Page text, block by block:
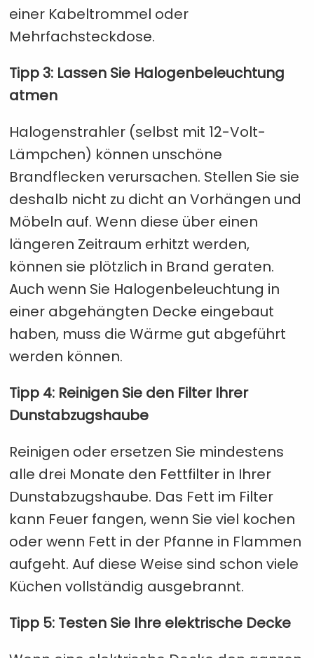
einer Kabeltrommel oder
Mehrfachsteckdose.
Tipp 3: Lassen Sie Halogenbeleuchtung
atmen
Halogenstrahler (selbst mit 12-Volt-
Lämpchen) können unschöne
Brandflecken verursachen. Stellen Sie sie
deshalb nicht zu dicht an Vorhängen und
Möbeln auf. Wenn diese über einen
längeren Zeitraum erhitzt werden,
können sie plötzlich in Brand geraten.
Auch wenn Sie Halogenbeleuchtung in
einer abgehängten Decke eingebaut
haben, muss die Wärme gut abgeführt
werden können.
Tipp 4: Reinigen Sie den Filter Ihrer
Dunstabzugshaube
Reinigen oder ersetzen Sie mindestens
alle drei Monate den Fettfilter in Ihrer
Dunstabzugshaube. Das Fett im Filter
kann Feuer fangen, wenn Sie viel kochen
oder wenn Fett in der Pfanne in Flammen
aufgeht. Auf diese Weise sind schon viele
Küchen vollständig ausgebrannt.
Tipp 5: Testen Sie Ihre elektrische Decke